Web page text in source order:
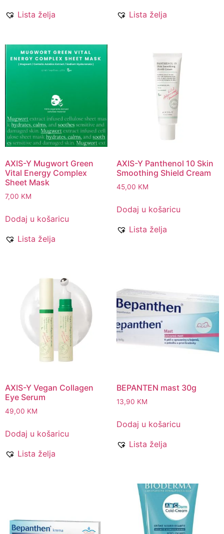
Lista želja
Lista želja
AXIS-Y Mugwort Green
Vital Energy Complex
Sheet Mask
7,00 KM
Dodaj u košaricu
Lista želja
AXIS-Y Panthenol 10 Skin
Smoothing Shield Cream
45,00 KM
Dodaj u košaricu
Lista želja
AXIS-Y Vegan Collagen
Eye Serum
49,00 KM
Dodaj u košaricu
Lista želja
BEPANTEN mast 30g
13,90 KM
Dodaj u košaricu
Lista želja